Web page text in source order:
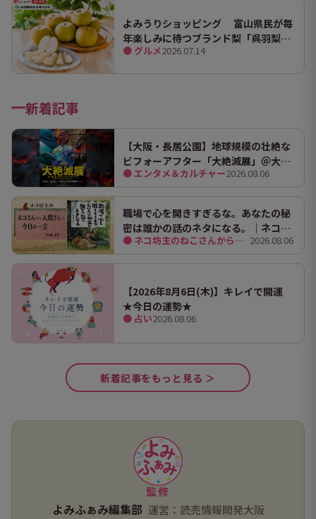
よみうりショッピング 富山県民が毎
年楽しみに待つブランド梨「呉羽梨
（幸水）」限定100箱を特別販売！
● グルメ2026.07.14
新着記事
【大阪・長居公園】地球規模の壮絶な
ビフォーアフター「大絶滅展」＠大阪
市立自然史博物館
● エンタメ＆カルチャー2026.08.06
職場で心を開きすぎるな。あなたの秘
密は誰かの話のネタになる。｜ネコ坊
主の今日の一言 Vol.35● ネコ坊主のねこさんから人間さんへ今日の一言 2026.08.06
【2026年8月6日(木)】キレイで開運
★今日の運勢★
● 占い2026.08.06
新着記事をもっと見る ＞
監修
よみふぁみ編集部 運営：読売情報開発大阪